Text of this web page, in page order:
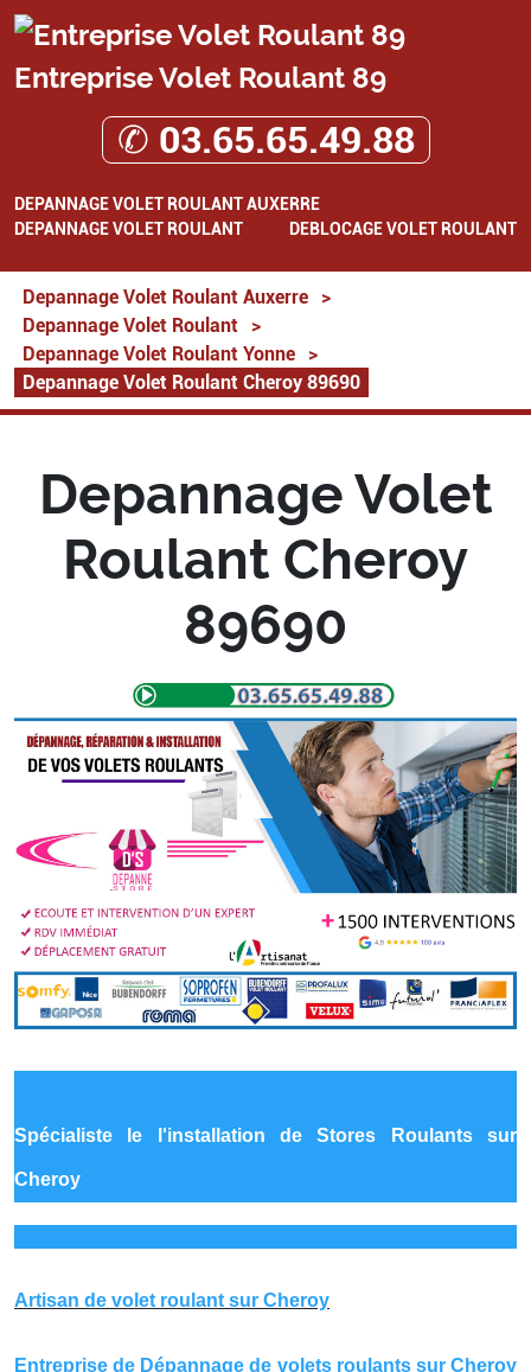
Entreprise Volet Roulant 89
✆ 03.65.65.49.88
DEPANNAGE VOLET ROULANT AUXERRE
DEPANNAGE VOLET ROULANT
DEBLOCAGE VOLET ROULANT
Depannage Volet Roulant Auxerre
>
Depannage Volet Roulant
>
Depannage Volet Roulant Yonne
>
Depannage Volet Roulant Cheroy 89690
Depannage Volet
Roulant Cheroy
89690
Spécialiste le l'installation de Stores Roulants sur
Cheroy
Artisan de volet roulant sur Cheroy
Entreprise de Dépannage de volets roulants sur Cheroy